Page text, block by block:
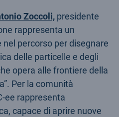
Zoccoli,presidente
rappresenta un
percorso per disegnare
delle particelle e degli
opera alle frontiere della
Per la comunità
rappresenta
capace di aprire nuove